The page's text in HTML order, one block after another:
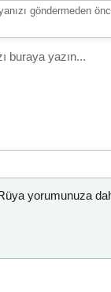
göndermeden
yorumunuza